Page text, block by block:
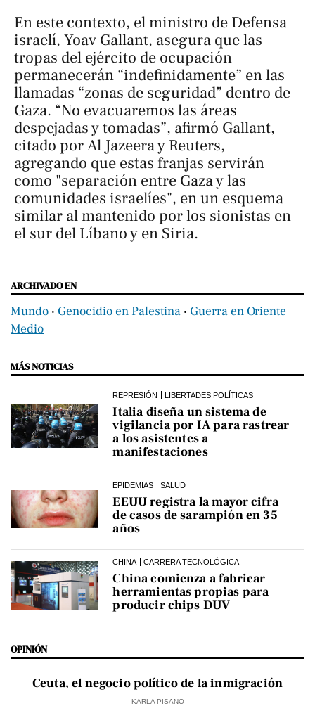
En este contexto, el ministro de Defensa
israelí, Yoav Gallant, asegura que las
tropas del ejército de ocupación
permanecerán “indefinidamente” en las
llamadas “zonas de seguridad” dentro de
Gaza. “No evacuaremos las áreas
despejadas y tomadas”, afirmó Gallant,
citado porAl Jazeeray Reuters,
agregando que estas franjas servirán
como "separación entre Gaza y las
comunidades israelíes", en un esquema
similar al mantenido por los sionistas en
el sur del Líbano y en Siria.
ARCHIVADO EN
Mundo ‧ Genocidio en Palestina ‧ Guerra en Oriente
Medio
MÁS NOTICIAS
REPRESIÓN LIBERTADES POLÍTICAS
Italia diseña un sistema de
vigilancia por IA para rastrear
a los asistentes a
manifestaciones
EPIDEMIAS SALUD
EEUU registra la mayor cifra
de casos de sarampión en 35
años
CHINA CARRERA TECNOLÓGICA
China comienza a fabricar
herramientas propias para
producir chips DUV
OPINIÓN
Ceuta, el negocio político de la inmigración
KARLA PISANO